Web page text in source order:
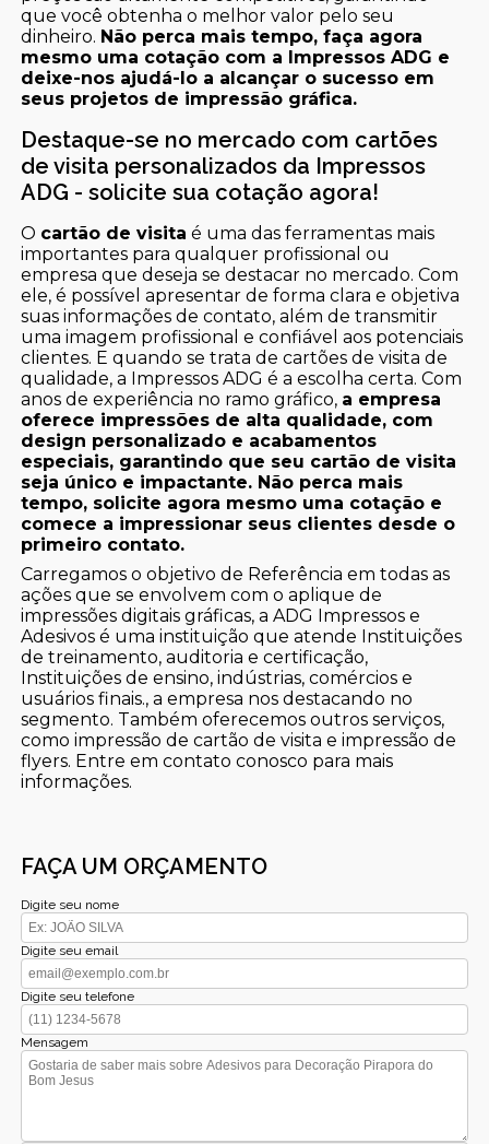
que você obtenha o melhor valor pelo seu
dinheiro. Não perca mais tempo, faça agora
mesmo uma cotação com a Impressos ADG e
deixe-nos ajudá-lo a alcançar o sucesso em
seus projetos de impressão gráfica.
Destaque-se no mercado com cartões
de visita personalizados da Impressos
ADG - solicite sua cotação agora!
O cartão de visita é uma das ferramentas mais
importantes para qualquer profissional ou
empresa que deseja se destacar no mercado. Com
ele, é possível apresentar de forma clara e objetiva
suas informações de contato, além de transmitir
uma imagem profissional e confiável aos potenciais
clientes. E quando se trata de cartões de visita de
qualidade, a Impressos ADG é a escolha certa. Com
anos de experiência no ramo gráfico, a empresa
oferece impressões de alta qualidade, com
design personalizado e acabamentos
especiais, garantindo que seu cartão de visita
seja único e impactante. Não perca mais
tempo, solicite agora mesmo uma cotação e
comece a impressionar seus clientes desde o
primeiro contato.
Carregamos o objetivo de Referência em todas as
ações que se envolvem com o aplique de
impressões digitais gráficas, a ADG Impressos e
Adesivos é uma instituição que atende Instituições
de treinamento, auditoria e certificação,
Instituições de ensino, indústrias, comércios e
usuários finais., a empresa nos destacando no
segmento. Também oferecemos outros serviços,
como impressão de cartão de visita e impressão de
flyers. Entre em contato conosco para mais
informações.
FAÇA UM ORÇAMENTO
Digite seu nome
Digite seu email
Digite seu telefone
Mensagem